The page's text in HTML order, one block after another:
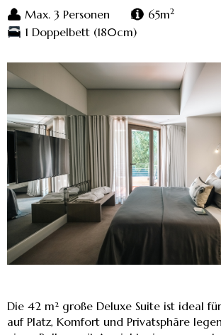
Max. 3 Personen 65m2
1 Doppelbett (180cm)
Die 42 m² große Deluxe Suite ist ideal
auf Platz, Komfort und Privatsphäre